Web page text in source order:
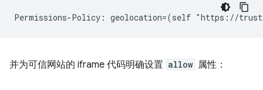
并为可信网站的 iframe 代码明确设置 allow 属性：